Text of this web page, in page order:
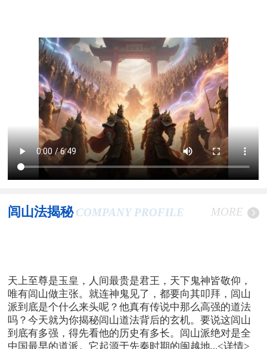
闾山法揭秘 COMPANY PROFILE MORE
天上至尊是玉皇，人间最贵是君王，天下鬼神皆敬仰，
唯有闾山做主张。就连神鬼见了，都要向其叩拜，闾山
派到底是个什么来头呢？他真有传说中那么高强的道法
吗？今天就为你揭秘闾山道法背后的玄机。要说这闾山
到底有多强，得先看他的历史有多长。闾山派绝对是全
中国最早的道派。它起源于先秦时期的闽越地...<详情>